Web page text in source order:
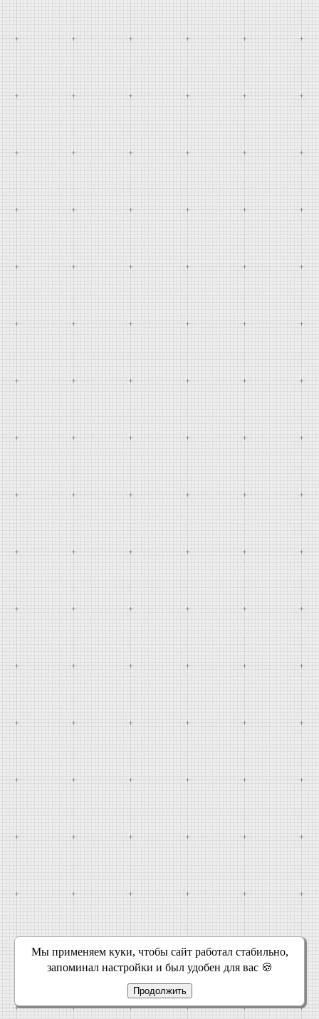
Мы применяем куки, чтобы сайт работал стабильно,
запоминал настройки и был удобен для вас 🍪
Продолжить